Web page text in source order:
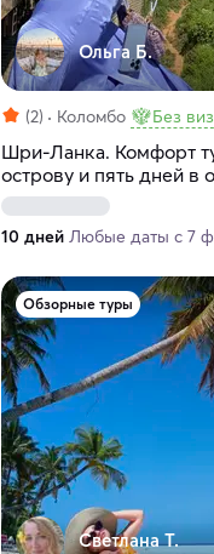
Ольга Б.
(2) Коломбо Без
Шри-Ланка. Комфорт
острову и пять дней в
10 дней Любые даты с 7
Обзорные туры
Светлана Т.